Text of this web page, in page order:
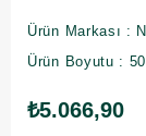
Ürün Markası :
Ürün Boyutu :
₺5.066,90